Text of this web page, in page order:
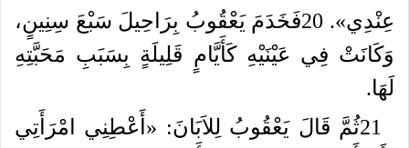
عِنْدِي».
20فَخَدَمَ يَعْقُوبُ بِرَاحِيلَ سَبْعَ سِنِينٍ،
وَكَانَتْ فِي عَيْنَيْهِ كَأَيَّامٍ قَلِيلَةٍ بِسَبَبِ مَحَبَّتِهِ
لَهَا.
21ثُمَّ قَالَ يَعْقُوبُ لِلاَبَانَ: « أَعْطِنِي
امْرَأَتِي